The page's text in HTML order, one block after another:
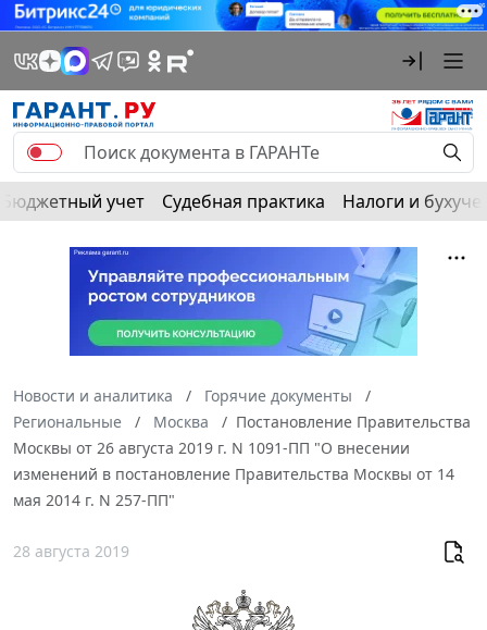
Бюджетный учет Судебная практика Налоги и
Новости и аналитика
Горячие документы
Региональные
Москва
Постановление Правительства
Москвы от 26 августа 2019 г. N 1091-ПП "О внесении
изменений в постановление Правительства Москвы от 14
мая 2014 г. N 257-ПП"
28 августа 2019